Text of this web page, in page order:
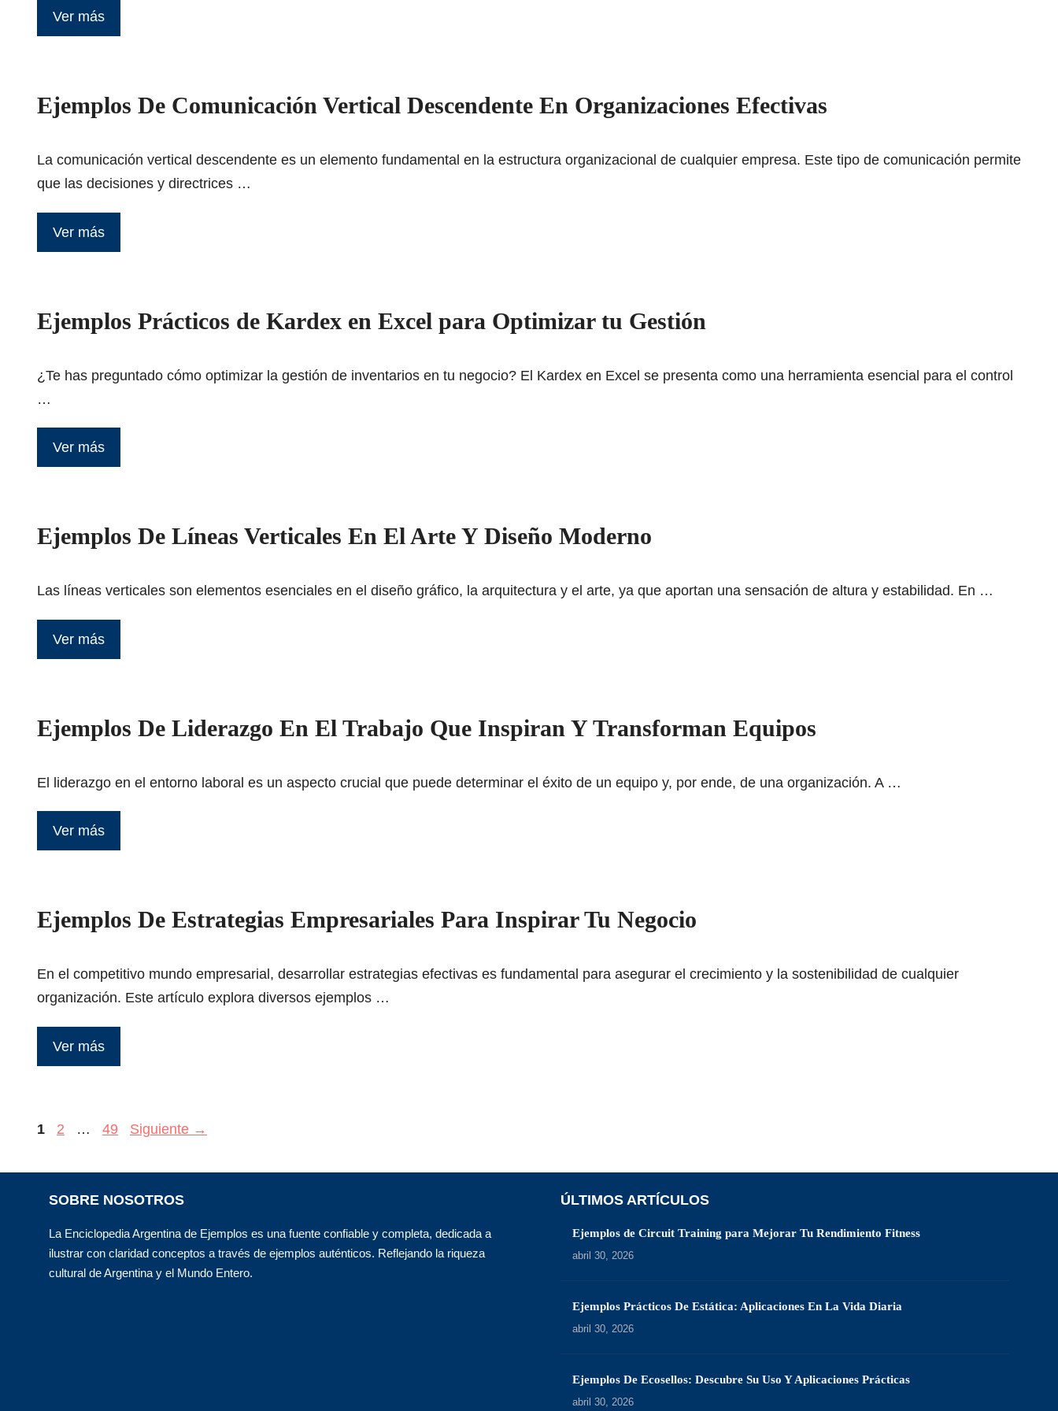
Ver más
Ejemplos De Comunicación Vertical Descendente En Organizaciones Efectivas
La comunicación vertical descendente es un elemento fundamental en la estructura organizacional de cualquier empresa. Este tipo de comunicación permite
que las decisiones y directrices …
Ver más
Ejemplos Prácticos de Kardex en Excel para Optimizar tu Gestión
¿Te has preguntado cómo optimizar la gestión de inventarios en tu negocio? El Kardex en Excel se presenta como una herramienta esencial para el control
…
Ver más
Ejemplos De Líneas Verticales En El Arte Y Diseño Moderno
Las líneas verticales son elementos esenciales en el diseño gráfico, la arquitectura y el arte, ya que aportan una sensación de altura y estabilidad. En …
Ver más
Ejemplos De Liderazgo En El Trabajo Que Inspiran Y Transforman Equipos
El liderazgo en el entorno laboral es un aspecto crucial que puede determinar el éxito de un equipo y, por ende, de una organización. A …
Ver más
Ejemplos De Estrategias Empresariales Para Inspirar Tu Negocio
En el competitivo mundo empresarial, desarrollar estrategias efectivas es fundamental para asegurar el crecimiento y la sostenibilidad de cualquier
organización. Este artículo explora diversos ejemplos …
Ver más
Página
1 Página
2 … Página
49 Siguiente →
SOBRE NOSOTROS
La Enciclopedia Argentina de Ejemplos es una fuente confiable y completa, dedicada a
ilustrar con claridad conceptos a través de ejemplos auténticos. Reflejando la riqueza
cultural de Argentina y el Mundo Entero.
ÚLTIMOS ARTÍCULOS
Ejemplos de Circuit Training para Mejorar Tu Rendimiento Fitness
abril 30, 2026
Ejemplos Prácticos De Estática: Aplicaciones En La Vida Diaria
abril 30, 2026
Ejemplos De Ecosellos: Descubre Su Uso Y Aplicaciones Prácticas
abril 30, 2026